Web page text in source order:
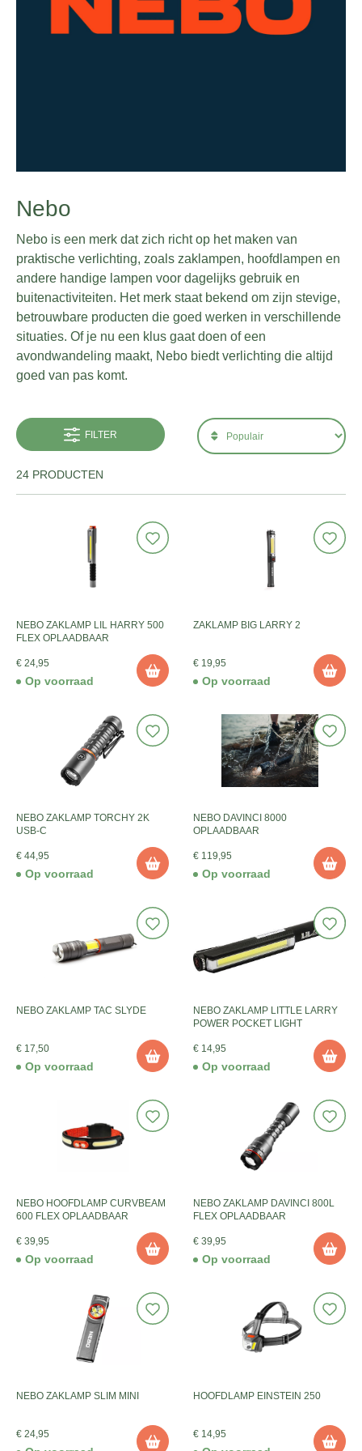
Nebo
Nebo is een merk dat zich richt op het maken van
praktische verlichting, zoals zaklampen, hoofdlampen en
andere handige lampen voor dagelijks gebruik en
buitenactiviteiten. Het merk staat bekend om zijn stevige,
betrouwbare producten die goed werken in verschillende
situaties. Of je nu een klus gaat doen of een
avondwandeling maakt, Nebo biedt verlichting die altijd
goed van pas komt.
FILTER
24 PRODUCTEN
NEBO ZAKLAMP LIL HARRY 500
FLEX OPLAADBAAR
€ 24,95
Op voorraad
ZAKLAMP BIG LARRY 2
€ 19,95
Op voorraad
NEBO ZAKLAMP TORCHY 2K
USB-C
€ 44,95
Op voorraad
NEBO DAVINCI 8000
OPLAADBAAR
€ 119,95
Op voorraad
NEBO ZAKLAMP TAC SLYDE
€ 17,50
Op voorraad
NEBO ZAKLAMP LITTLE LARRY
POWER POCKET LIGHT
€ 14,95
Op voorraad
NEBO HOOFDLAMP CURVBEAM
600 FLEX OPLAADBAAR
€ 39,95
Op voorraad
NEBO ZAKLAMP DAVINCI 800L
FLEX OPLAADBAAR
€ 39,95
Op voorraad
NEBO ZAKLAMP SLIM MINI
€ 24,95
HOOFDLAMP EINSTEIN 250
€ 14,95